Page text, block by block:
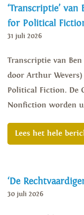
‘Transcriptie’
for Political
31 juli 2026
Transcriptie van
door Arthur
Political Fiction. De
Nonfiction worden
Lees het hele
‘De
30 juli 2026